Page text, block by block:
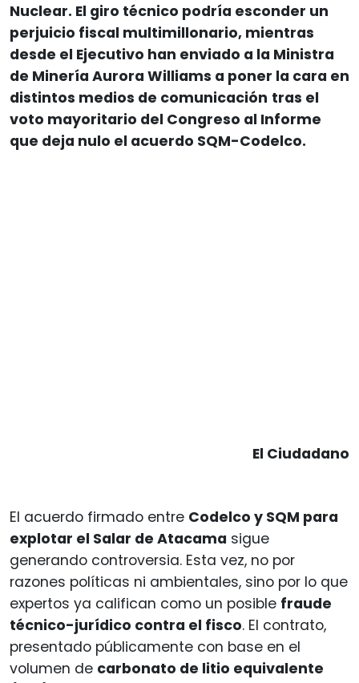
Nuclear. El giro técnico podría esconder un
perjuicio fiscal multimillonario, mientras
desde el Ejecutivo han enviado a la Ministra
de Minería Aurora Williams a poner la cara en
distintos medios de comunicación tras el
voto mayoritario del Congreso al Informe
que deja nulo el acuerdo SQM-Codelco.
El Ciudadano
El acuerdo firmado entre Codelco y SQM para
explotar el Salar de Atacama sigue
generando controversia. Esta vez, no por
razones políticas ni ambientales, sino por lo que
expertos ya califican como un posible fraude
técnico-jurídico contra el fisco. El contrato,
presentado públicamente con base en el
volumen de carbonato de litio equivalente